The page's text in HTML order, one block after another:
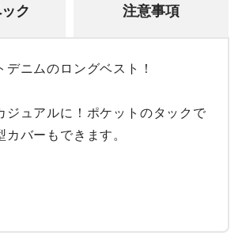
ク 注意事項
ニムのロングベスト！
ジュアルに！ポケットのタックで
バーもできます。